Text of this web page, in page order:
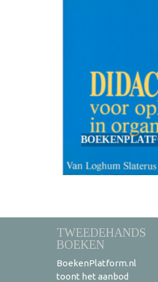
TWEEDEHANDS
BOEKEN
BoekenPlatform.nl
toont het aanbod